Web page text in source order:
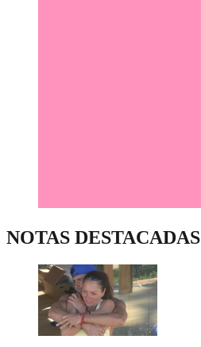
NOTAS DESTACADAS